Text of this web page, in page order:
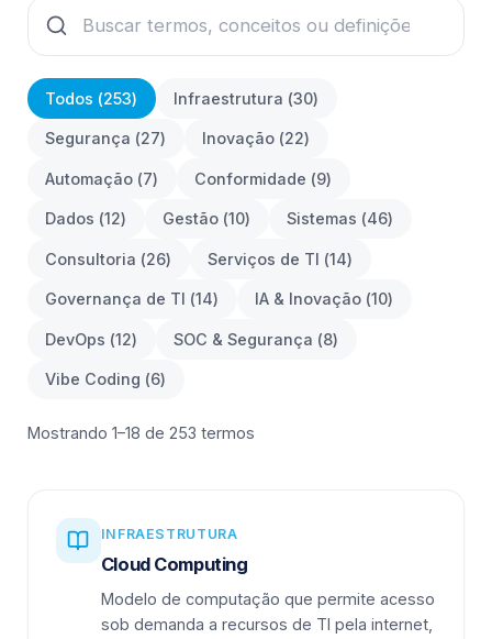
Todos (253) Infraestrutura (30)
Segurança (27) Inovação (22)
Automação (7) Conformidade (9)
Dados (12) Gestão (10) Sistemas (46)
Consultoria (26) Serviços de TI (14)
Governança de TI (14) IA & Inovação (10)
DevOps (12) SOC & Segurança (8)
Vibe Coding (6)
Mostrando 1–18 de 253 termos
INFRAESTRUTURA
Cloud Computing
Modelo de computação que permite acesso
sob demanda a recursos de TI pela internet,